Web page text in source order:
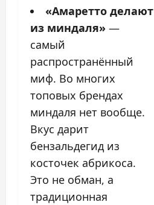
«Амаретто делают
из миндаля» —
самый
распространённый
миф. Во многих
топовых брендах
миндаля нет вообще.
Вкус дарит
бензальдегид из
косточек абрикоса.
Это не обман, а
традиционная